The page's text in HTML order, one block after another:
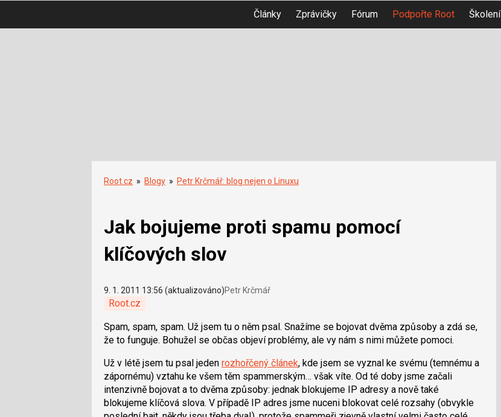
Články Zprávičky Fórum Podpořte Root Školení
Root.cz » Blogy » Petr Krčmář: blog nejen o Linuxu
Jak bojujeme proti spamu pomocí
klíčových slov
9. 1. 2011 13:56 (aktualizováno)Petr Krčmář
Root.cz
Spam, spam, spam. Už jsem tu o něm psal. Snažíme se bojovat dvěma způsoby a zdá se,
že to funguje. Bohužel se občas objeví problémy, ale vy nám s nimi můžete pomoci.
Už v létě jsem tu psal jeden rozhořčený článek, kde jsem se vyznal ke svému (temnému a
zápornému) vztahu ke všem těm spammerským… však víte. Od té doby jsme začali
intenzivně bojovat a to dvěma způsoby: jednak blokujeme IP adresy a nově také
blokujeme klíčová slova. V případě IP adres jsme nuceni blokovat celé rozsahy (obvykle